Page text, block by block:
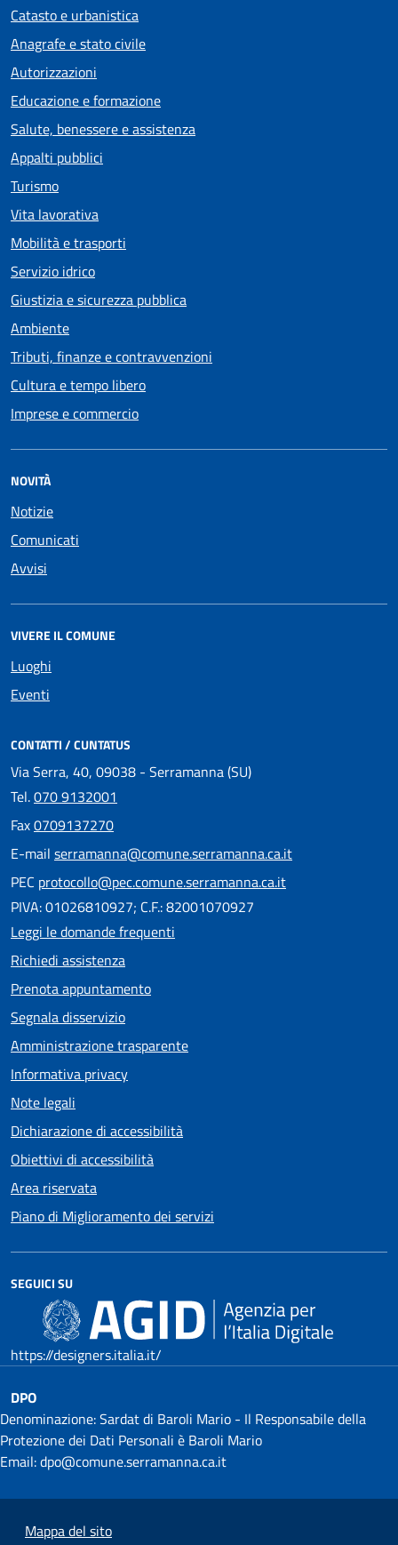
Catasto e urbanistica
Anagrafe e stato civile
Autorizzazioni
Educazione e formazione
Salute, benessere e assistenza
Appalti pubblici
Turismo
Vita lavorativa
Mobilità e trasporti
Servizio idrico
Giustizia e sicurezza pubblica
Ambiente
Tributi, finanze e contravvenzioni
Cultura e tempo libero
Imprese e commercio
NOVITÀ
Notizie
Comunicati
Avvisi
VIVERE IL COMUNE
Luoghi
Eventi
CONTATTI / CUNTATUS
Via Serra, 40, 09038 - Serramanna (SU)
Tel.070 9132001
Fax0709137270
E-mail serramanna@comune.serramanna.ca.it
PEC protocollo@pec.comune.serramanna.ca.it
PIVA: 01026810927; C.F.: 82001070927
Leggi le domande frequenti
Richiedi assistenza
Prenota appuntamento
Segnala disservizio
Amministrazione trasparente
Informativa privacy
Note legali
Dichiarazione di accessibilità
Obiettivi di accessibilità
Area riservata
Piano di Miglioramento dei servizi
SEGUICI SU
https://designers.italia.it/
DPO
Denominazione: Sardat di Baroli Mario - Il Responsabile della
Protezione dei Dati Personali è Baroli Mario
Email: dpo@comune.serramanna.ca.it
Mappa del sito